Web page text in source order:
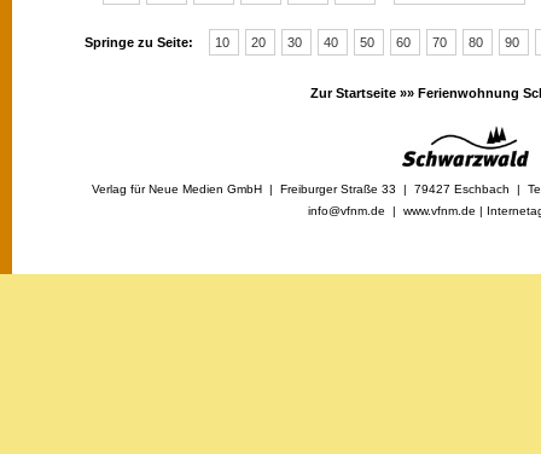
Springe zu Seite: 10 20 30 40 50 60 70 80 90
Zur Startseite »» Ferienwohnung
Verlag für Neue Medien GmbH | Freiburger Straße 33 | 79427 Eschbach |
info@vfnm.de | www.vfnm.de |